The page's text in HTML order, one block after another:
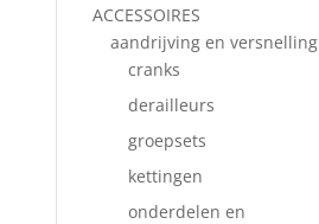
ACCESSOIRES
aandrijving en versnelling
cranks
derailleurs
groepsets
kettingen
onderdelen en